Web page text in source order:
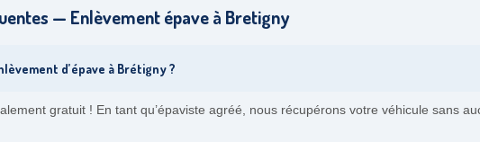
— Enlèvement épave à Bretigny
d’épave à Brétigny ?
gratuit ! En tant qu’épaviste agréé, nous récupérons votre véhicule sans